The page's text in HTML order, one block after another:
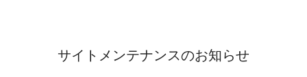
サイトメンテナンスのお知らせ